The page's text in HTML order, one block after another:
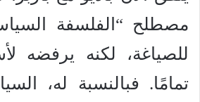
مصطلح “الفلسفة
للصياغة، لكنه يرفضه
تمامًا. فبالنسبة له،